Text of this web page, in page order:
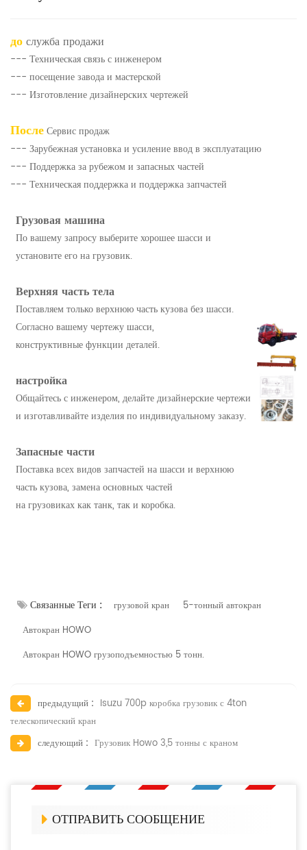
дослужба продажи
--- Техническая связь с инженером
--- посещение завода и мастерской
--- Изготовление дизайнерских чертежей
ПослеСервис продаж
--- Зарубежная установка и усиление ввод в эксплуатацию
--- Поддержка за рубежом и запасных частей
--- Техническая поддержка и поддержка запчастей
Грузовая машина
По вашему запросу выберите хорошее шасси и
установите его на грузовик.
Верхняя часть тела
Поставляем только верхнюю часть кузова без шасси.
Согласно вашему чертежу шасси,
конструктивные функции деталей.
настройка
Общайтесь с инженером, делайте дизайнерские чертежи
и изготавливайте изделия по индивидуальному заказу.
Запасные части
Поставка всех видов запчастей на шасси и верхнюю
часть кузова, замена основных частей
на грузовиках как танк, так и коробка.
Связанные Теги : грузовой кран
5-тонный автокран
Автокран HOWO
Автокран HOWO грузоподъемностью 5 тонн.
предыдущий : Isuzu 700p коробка грузовик с 4ton
телескопический кран
следующий : Грузовик Howo 3,5 тонны с краном
ОТПРАВИТЬ СООБЩЕНИЕ